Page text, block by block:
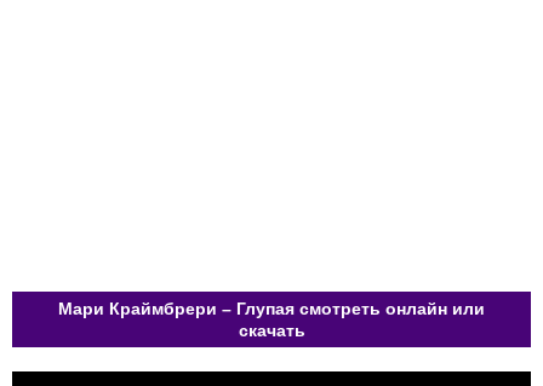
Мари Краймбрери – Глупая смотреть онлайн или
скачать